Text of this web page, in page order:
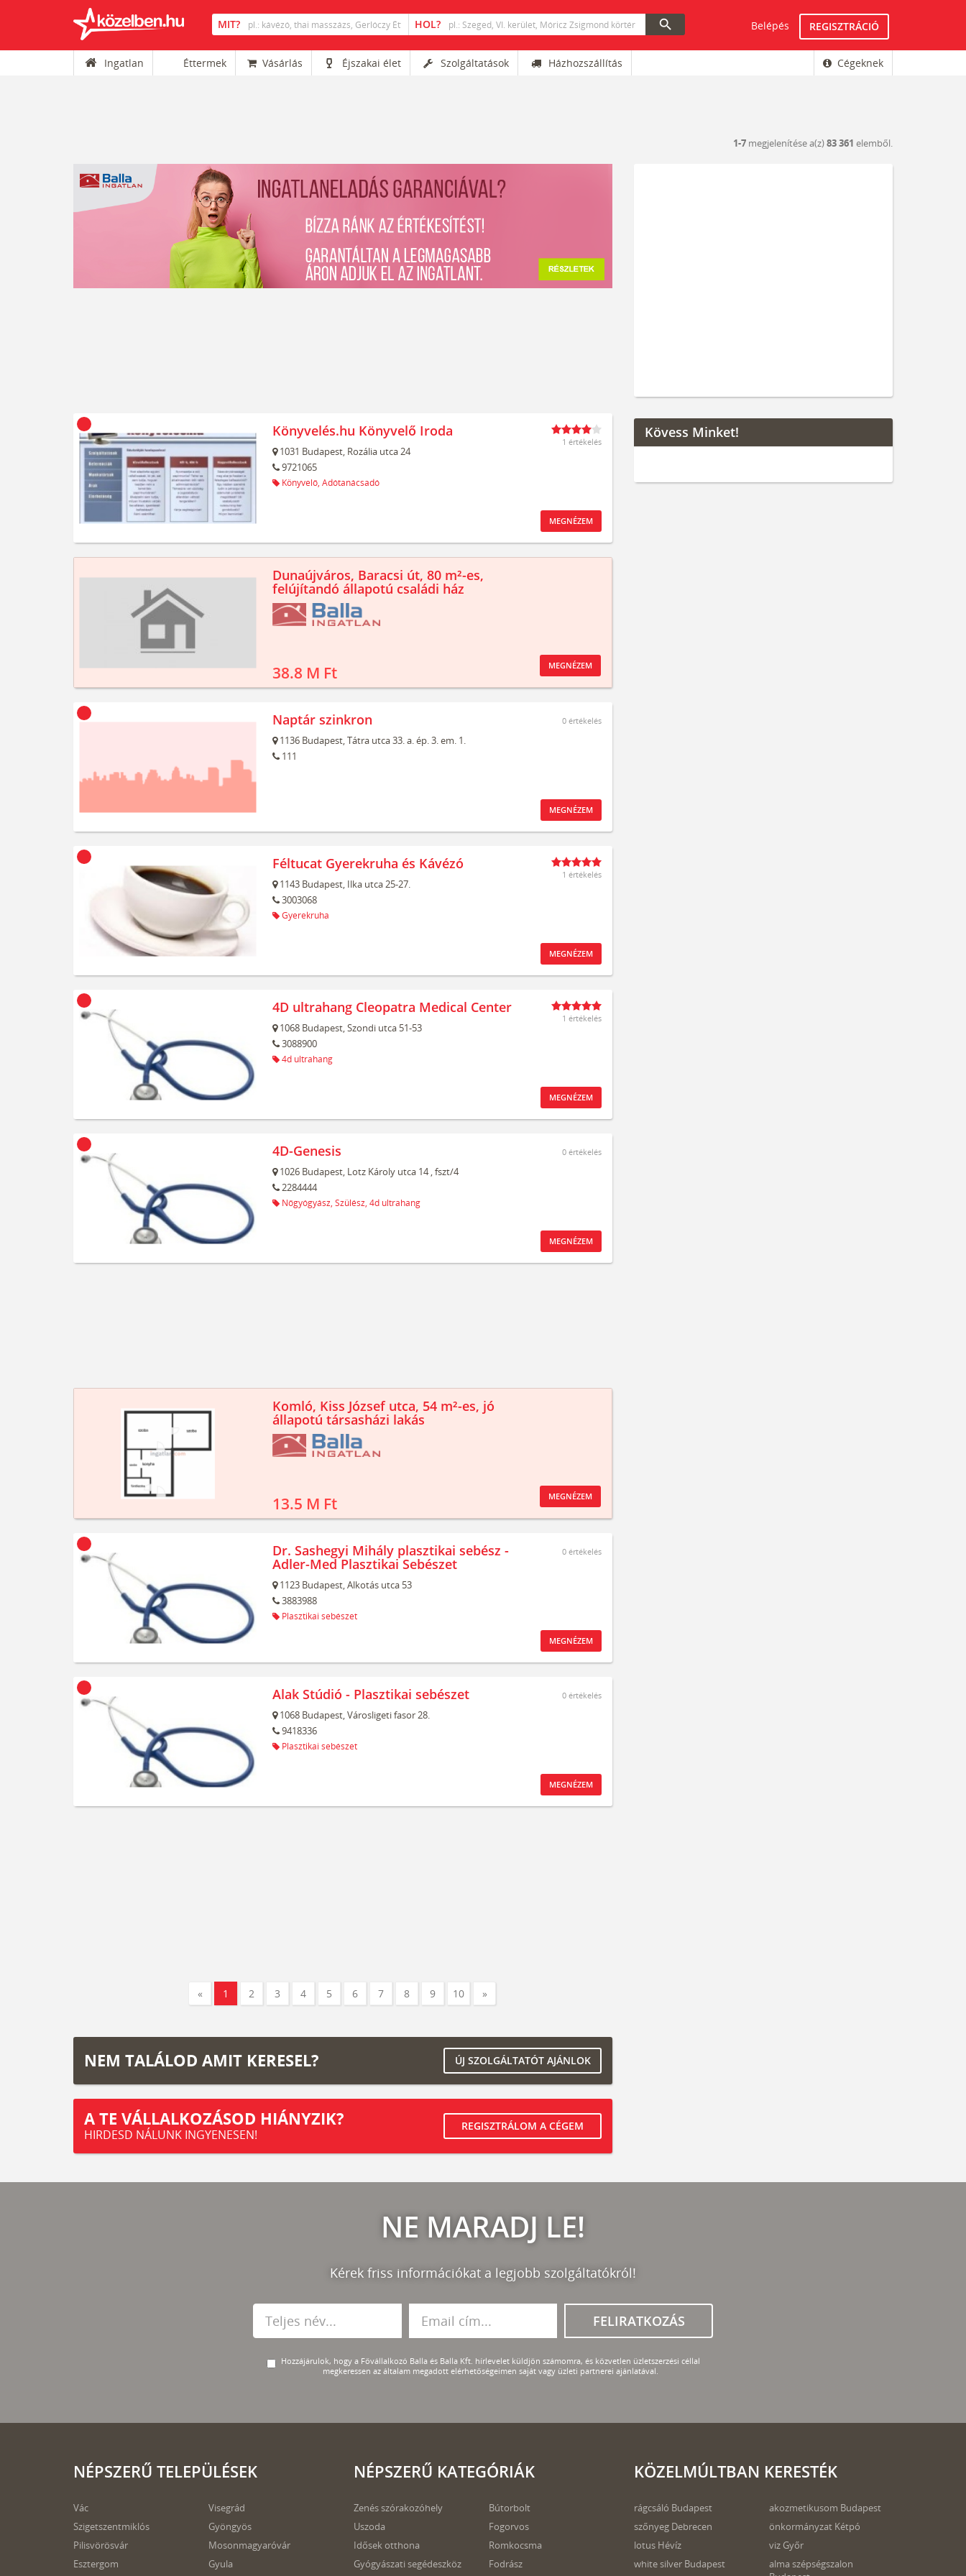
search Belépés REGISZTRÁCIÓ
Ingatlan Éttermek Vásárlás Éjszakai élet Szolgáltatások Házhozszállítás Cégeknek
1-7 megjelenítése a(z)83 361 elemből.
Könyvelés.hu Könyvelő Iroda
1031 Budapest, Rozália utca 24
9721065
Könyvelő, Adótanácsadó
1 értékelés
MEGNÉZEM
Dunaújváros, Baracsi út, 80 m²-es,
felújítandó állapotú családi ház
38.8 M Ft MEGNÉZEM
Naptár szinkron
1136 Budapest,Tátra utca 33. a. ép. 3. em. 1.
111
0 értékelés
MEGNÉZEM
Féltucat Gyerekruha és Kávézó
1143 Budapest, Ilka utca 25-27.
3003068
Gyerekruha
1 értékelés
MEGNÉZEM
4D ultrahang Cleopatra Medical Center
1068 Budapest,Szondi utca 51-53
3088900
4d ultrahang
1 értékelés
MEGNÉZEM
4D-Genesis
1026 Budapest, Lotz Károly utca 14, fszt/4
2284444
Nőgyógyász, Szülész, 4d ultrahang
0 értékelés
MEGNÉZEM
Komló, Kiss József utca, 54 m²-es, jó
állapotú társasházi lakás
13.5 M Ft MEGNÉZEM
Dr. Sashegyi Mihály plasztikai sebész -
Adler-Med Plasztikai Sebészet
1123 Budapest,Alkotás utca 53
3883988
Plasztikai sebészet
0 értékelés
MEGNÉZEM
Alak Stúdió - Plasztikai sebészet
1068 Budapest,Városligeti fasor 28.
9418336
Plasztikai sebészet
0 értékelés
MEGNÉZEM
« 1 2 3 4 5 6 7 8 9 10 »
NEM TALÁLOD AMIT KERESEL? ÚJ SZOLGÁLTATÓT AJÁNLOK
A TE VÁLLALKOZÁSOD HIÁNYZIK?
HIRDESD NÁLUNK INGYENESEN!
REGISZTRÁLOM A CÉGEM
Kövess Minket!
NE MARADJ LE!
Kérek friss információkat a legjobb szolgáltatókról!
FELIRATKOZÁS
Hozzájárulok, hogy a Fővállalkozó Balla és Balla Kft. hírlevelet küldjön számomra, és közvetlen üzletszerzési céllal
megkeressen az általam megadott elérhetőségeimen saját vagy üzleti partnerei ajánlatával.
NÉPSZERŰ TELEPÜLÉSEK
Vác
Szigetszentmiklós
Pilisvörösvár
Esztergom
Visegrád
Gyöngyös
Mosonmagyaróvár
Gyula
NÉPSZERŰ KATEGÓRIÁK
Zenés szórakozóhely
Uszoda
Idősek otthona
Gyógyászati segédeszköz
Bútorbolt
Fogorvos
Romkocsma
Fodrász
KÖZELMÚLTBAN KERESTÉK
rágcsáló Budapest
szőnyeg Debrecen
lotus Hévíz
white silver Budapest
akozmetikusom Budapest
önkormányzat Kétpó
viz Győr
alma szépségszalon